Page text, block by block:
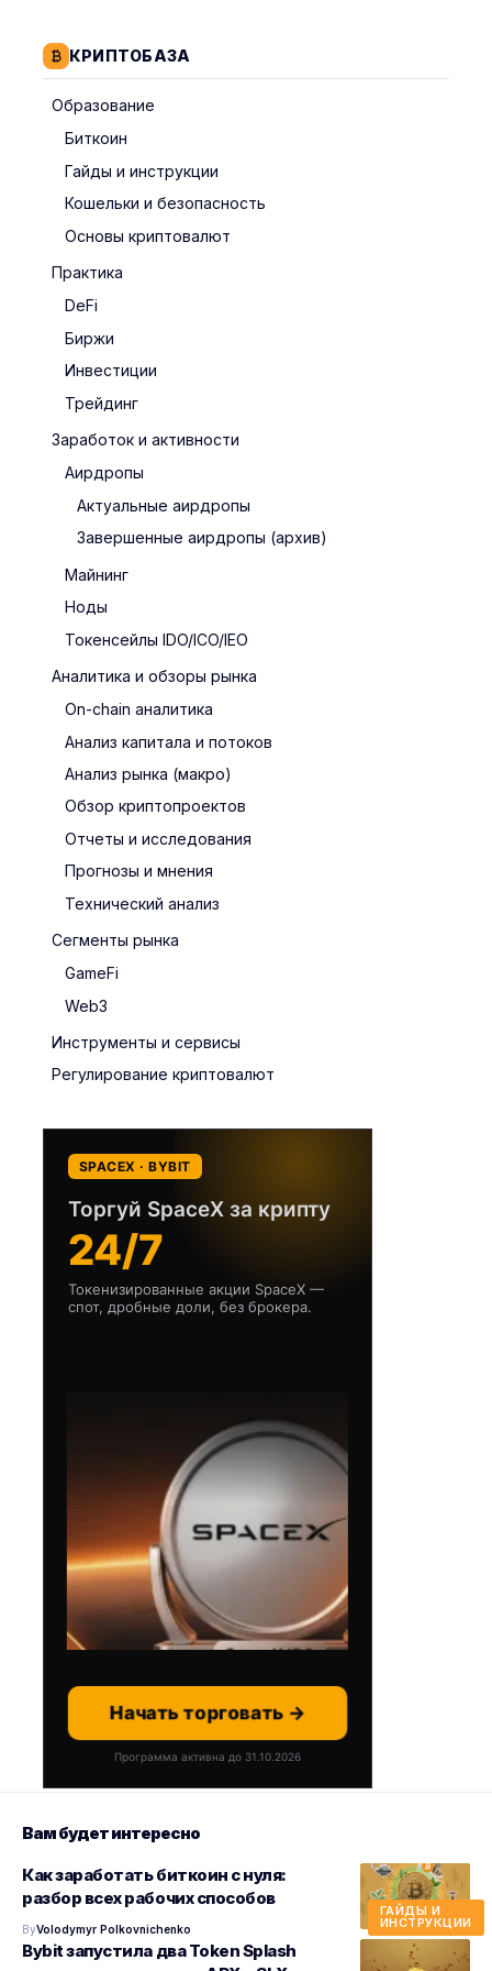
КРИПТОБАЗА
Образование
Биткоин
Гайды и инструкции
Кошельки и безопасность
Основы криптовалют
Практика
DeFi
Биржи
Инвестиции
Трейдинг
Заработок и активности
Аирдропы
Актуальные аирдропы
Завершенные аирдропы (архив)
Майнинг
Ноды
Токенсейлы IDO/ICO/IEO
Аналитика и обзоры рынка
On-chain аналитика
Анализ капитала и потоков
Анализ рынка (макро)
Обзор криптопроектов
Отчеты и исследования
Прогнозы и мнения
Технический анализ
Сегменты рынка
GameFi
Web3
Инструменты и сервисы
Регулирование криптовалют
SPACEX · BYBIT
Торгуй SpaceX за крипту
24/7
Токенизированные акции SpaceX —
спот, дробные доли, без брокера.
Начать торговать →
Программа активна до 31.10.2026
Вам будет интересно
ГАЙДЫ И
ИНСТРУКЦИИ
Как заработать биткоин с нуля:
разбор всех рабочих способов
ByVolodymyr Polkovnichenko
Bybit запустила два Token Splash